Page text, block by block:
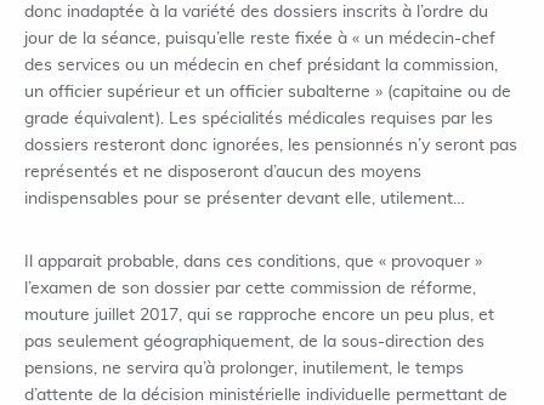
donc inadaptée à la variété des dossiers inscrits à l’ordre du
jour de la séance, puisqu’elle reste fixée à « un médecin-chef
des services ou un médecin en chef présidant la commission,
un officier supérieur et un officier subalterne » (capitaine ou de
grade équivalent). Les spécialités médicales requises par les
dossiers resteront donc ignorées, les pensionnés n’y seront pas
représentés et ne disposeront d’aucun des moyens
indispensables pour se présenter devant elle, utilement…
Il apparait probable, dans ces conditions, que « provoquer »
l’examen de son dossier par cette commission de réforme,
mouture juillet 2017, qui se rapproche encore un peu plus, et
pas seulement géographiquement, de la sous-direction des
pensions, ne servira qu’à prolonger, inutilement, le temps
d’attente de la décision ministérielle individuelle permettant de